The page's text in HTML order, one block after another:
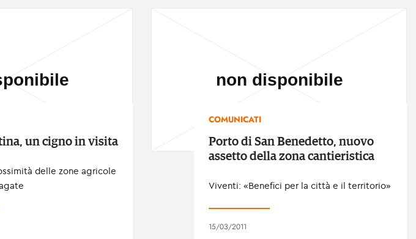
un cigno in visita
delle zone agricole
COMUNICATI
Porto di San Benedetto, nuovo
assetto della zona cantieristica
Viventi: «Benefici per la città e il territorio»
15/03/2011